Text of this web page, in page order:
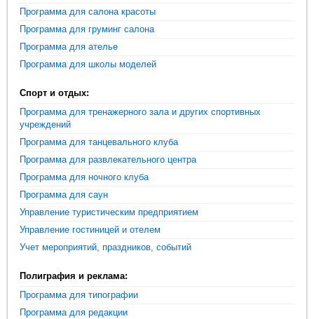
Программа для салона красоты
Программа для груминг салона
Программа для ателье
Программа для школы моделей
Спорт и отдых:
Программа для тренажерного зала и других спортивных
учреждений
Программа для танцевального клуба
Программа для развлекательного центра
Программа для ночного клуба
Программа для саун
Управление туристическим предприятием
Управление гостиницей и отелем
Учет мероприятий, праздников, событий
Полиграфия и реклама:
Программа для типографии
Программа для редакции